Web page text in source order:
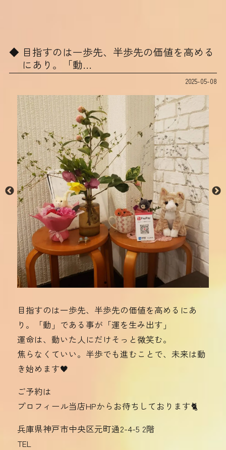
目指すのは一歩先、半歩先の価値を高める
にあり。「動…
2025-05-08
目指すのは一歩先、半歩先の価値を高めるにあ
り。「動」である事が「運を生み出す」
運命は、動いた人にだけそっと微笑む。
焦らなくていい。半歩でも進むことで、未来は動
き始めます🖤
ご予約は
プロフィール当店HPからお待ちしております🐈
兵庫県神戸市中央区元町通2-4-5 2階
TEL